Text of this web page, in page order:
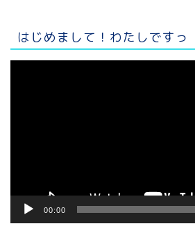
はじめまして！わたしですっ
00:00